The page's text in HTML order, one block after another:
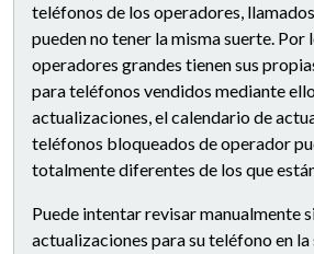
teléfonos de los operadores,
pueden no tener la misma suerte. Por
operadores grandes tienen sus
para teléfonos vendidos mediante
actualizaciones, el calendario de
teléfonos bloqueados de operador
totalmente diferentes de los que
Puede intentar revisar manualmente
actualizaciones para su teléfono en la